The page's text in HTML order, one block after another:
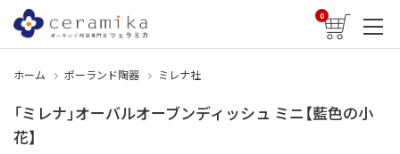
0
ホーム ポーランド陶器 ミレナ社
「ミレナ」オーバルオーブンディッシュ ミニ【藍色の小
花】